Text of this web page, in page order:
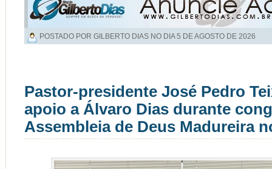
POSTADO POR GILBERTO DIAS NO DIA5 DE AGOSTO DE 2026
Pastor-presidente José Pedro
apoio a Álvaro Dias durante
Assembleia de Deus Madureira